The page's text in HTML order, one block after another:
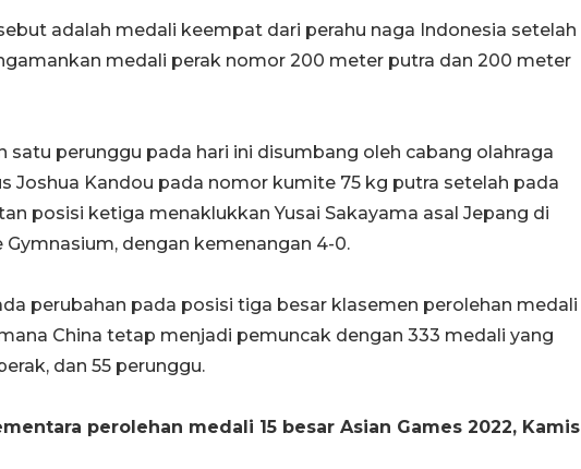
adalah medali keempat dari perahu naga Indonesia setelah
medali perak nomor 200 meter putra dan 200 meter
satu perunggu pada hari ini disumbang oleh cabang olahraga
Joshua Kandou pada nomor kumite 75 kg putra setelah pada
posisi ketiga menaklukkan Yusai Sakayama asal Jepang di
Gymnasium, dengan kemenangan 4-0.
perubahan pada posisi tiga besar klasemen perolehan medali
China tetap menjadi pemuncak dengan 333 medali yang
dan 55 perunggu.
perolehan medali 15 besar Asian Games 2022, Kamis